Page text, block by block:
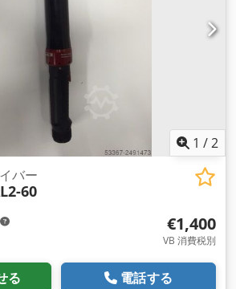
その他のツールは、リクエストに応じて
1 /2
バー
60
€1,400
VB 消費税別
る 電話する